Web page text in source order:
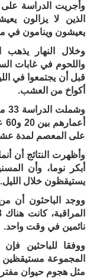
وأجريت الدراسة على
الذين لا يزالون
يعيشون وينامون في
وخلال النهار يذهب
واللحوم في غابات
قبل أن يجتمعوا في
أكواخ من العشب.
على المعصم لمدة
وأظهرت النتائج أن
أبكر نوما، وأن
يستيقظون خلال الليل.
نائمين في وقت واحد.
ووفقا للباحثين
المجموعة
مثل هجوم حيوان